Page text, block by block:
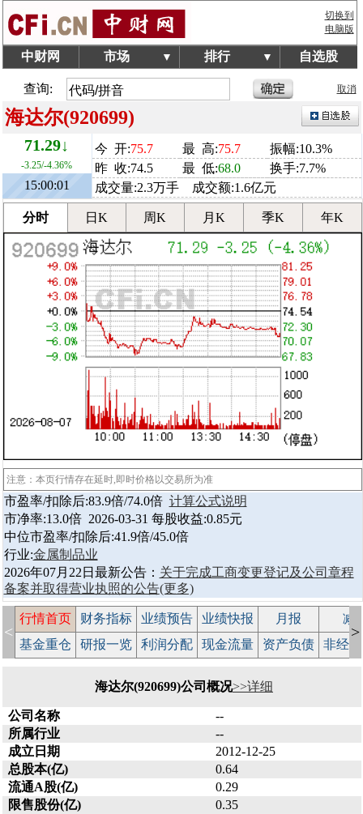
切换到
电脑版
中财网 市场 ▼ 排行 ▼ 自选股
查询: 取消
海达尔(920699)
71.29↓
-3.25/-4.36%
15:00:01
今 开:75.7 最 高:75.7
振幅:10.3%
昨 收:74.5
最 低:68.0
换手:7.7%
成交量:2.3万手 成交额:1.6亿元
分时 日K 周K 月K 季K 年K
注意：本页行情存在延时,即时价格以交易所为准
市盈率/扣除后:83.9倍/74.0倍 计算公式说明
市净率:13.0倍 2026-03-31 每股收益:0.85元
中位市盈率/扣除后:41.9倍/45.0倍
行业:金属制品业
2026年07月22日最新公告： 关于完成工商变更登记及公司章程
备案并取得营业执照的公告(更多)
<
行情首页 财务指标 业绩预告 业绩快报 月报
减
基金重仓
研报一览 利润分配 现金流量 资产负债 非经
>
海达尔(920699)公司概况>>详细
公司名称
--
所属行业
--
成立日期
2012-12-25
总股本(亿)
0.64
流通A股(亿)
0.29
限售股份(亿)
0.35